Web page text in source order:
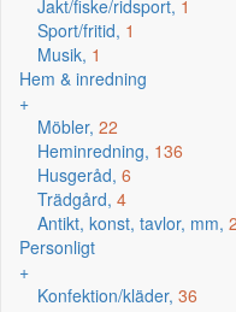
Jakt/fiske/ridsport, 1
Sport/fritid, 1
Musik, 1
Hem & inredning
+
Möbler, 22
Heminredning, 136
Husgeråd, 6
Trädgård, 4
Antikt, konst, tavlor, mm,
Personligt
+
Konfektion/kläder, 36